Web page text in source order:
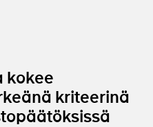
kokee
kriteerinä